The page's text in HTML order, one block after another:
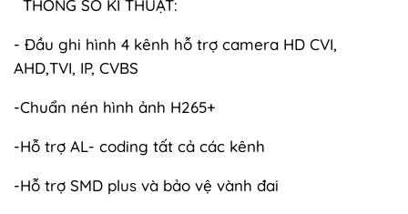
THÔNG SỐ KĨ THUẬT:
- Đầu ghi hình 4 kênh hỗ trợ camera HD CVI,
AHD,TVI, IP, CVBS
-Chuẩn nén hình ảnh H265+
-Hỗ trợ AL- coding tất cả các kênh
-Hỗ trợ SMD plus và bảo vệ vành đai